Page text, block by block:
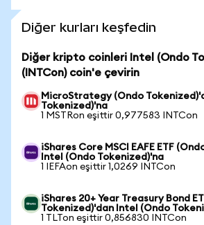
Diğer kurları keşfedin
Diğer kripto coinleri Intel (Ondo
(INTCon) coin'e çevirin
MicroStrategy (Ondo
Tokenized)'na
1 MSTRon eşittir 0,977583 INTCon
iShares Core MSCI EAFE ETF
Intel (Ondo Tokenized)'na
1 IEFAon eşittir 1,0269 INTCon
iShares 20+ Year Treasury Bond
Tokenized)'dan Intel (Ondo
1 TLTon eşittir 0,856830 INTCon